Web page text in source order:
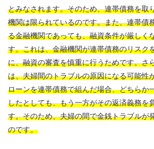
とみなされます。そのため、連帯債務を取
機関は限られているのです。また、連帯債
る金融機関であっても、融資条件が厳しく
す。これは、金融機関が連帯債務のリスク
に、融資の審査を慎重に行うためです。さ
は、夫婦間のトラブルの原因になる可能性
ローンを連帯債務で組んだ場合、どちらか
したとしても、もう一方がその返済義務を
す。そのため、夫婦の間で金銭トラブルが
のです。